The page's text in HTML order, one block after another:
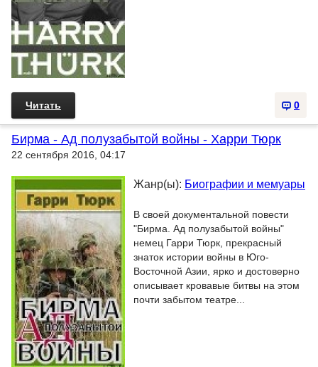
0
Читать
Бирма - Ад полузабытой войны - Харри Тюрк
22 сентября 2016, 04:17
Жанр(ы): Биографии и мемуары
В своей документальной повести
"Бирма. Ад полузабытой войны"
немец Гарри Тюрк, прекрасный
знаток истории войны в Юго-
Восточной Азии, ярко и достоверно
описывает кровавые битвы на этом
почти забытом театре...